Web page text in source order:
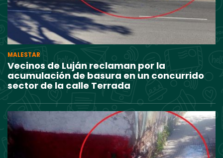
MALESTAR
Vecinos de Luján reclaman por la
acumulación de basura en un concurrido
sector de la calle Terrada